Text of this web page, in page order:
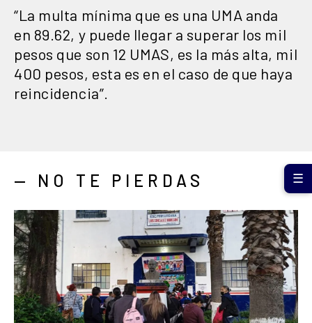
“La multa mínima que es una UMA anda
en 89.62, y puede llegar a superar los mil
pesos que son 12 UMAS, es la más alta, mil
400 pesos, esta es en el caso de que haya
reincidencia”.
— NO TE PIERDAS ☰